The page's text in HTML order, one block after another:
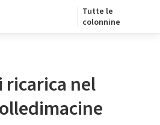
Tutte le
colonnine
ricarica nel